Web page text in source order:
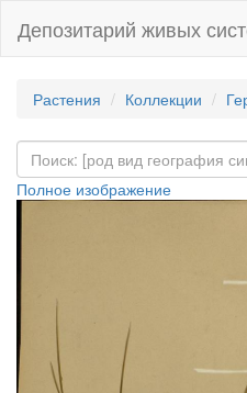
Депозитарий живых
Растения Коллекции
Полное изображение